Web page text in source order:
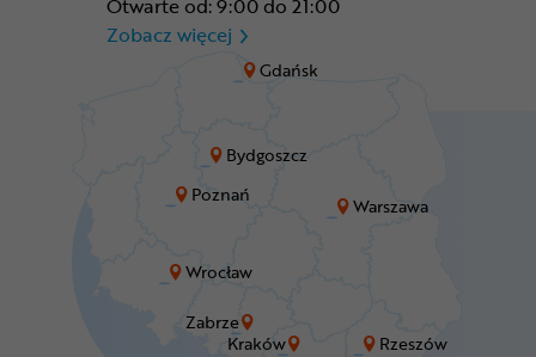
Bydgoszcz
Gdańsk
Kraków
Poznań
Rzeszów
Warszawa
Wrocław
Zabrze
Otwarte od: 9:00 do 21:00
Zobacz więcej CR Zabrze - M1 Zabrze